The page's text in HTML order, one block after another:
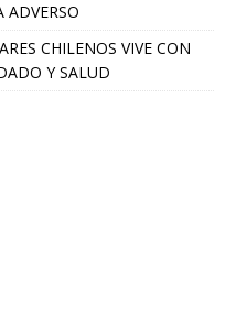
ADVERSO
CHILENOS VIVE CON
Y SALUD